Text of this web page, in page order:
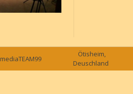
mediaTEAM99
Ötisheim,
Deuschland